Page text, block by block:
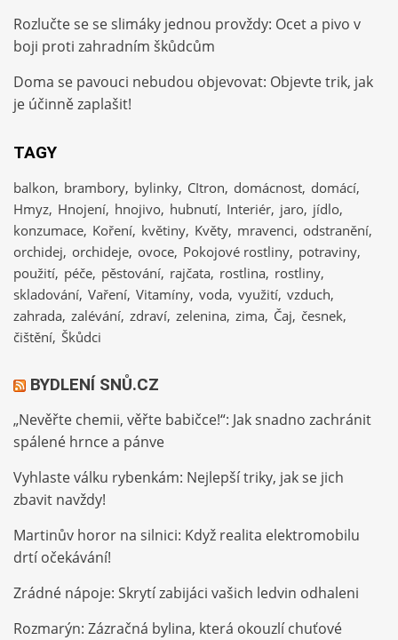
Rozlučte se se slimáky jednou provždy: Ocet a pivo v
boji proti zahradním škůdcům
Doma se pavouci nebudou objevovat: Objevte trik, jak
je účinně zaplašit!
TAGY
balkon brambory bylinky CItron domácnost domácí
Hmyz Hnojení hnojivo hubnutí Interiér jaro jídlo
konzumace Koření květiny Květy mravenci odstranění
orchidej orchideje ovoce Pokojové rostliny potraviny
použití péče pěstování rajčata rostlina rostliny
skladování Vaření Vitamíny voda využití vzduch
zahrada zalévání zdraví zelenina zima Čaj česnek
čištění Škůdci
BYDLENÍ SNŮ.CZ
„Nevěřte chemii, věřte babičce!“: Jak snadno zachránit
spálené hrnce a pánve
Vyhlaste válku rybenkám: Nejlepší triky, jak se jich
zbavit navždy!
Martinův horor na silnici: Když realita elektromobilu
drtí očekávání!
Zrádné nápoje: Skrytí zabijáci vašich ledvin odhaleni
Rozmarýn: Zázračná bylina, která okouzlí chuťové